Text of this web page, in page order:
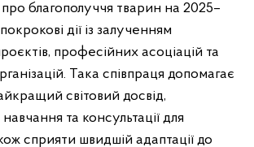
благополуччя тварин на 2025–
дії із залученням
професійних асоціацій та
Така співпраця допомагає
світовий досвід,
та консультації для
сприяти швидшій адаптації до